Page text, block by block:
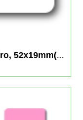
52x19mm(...